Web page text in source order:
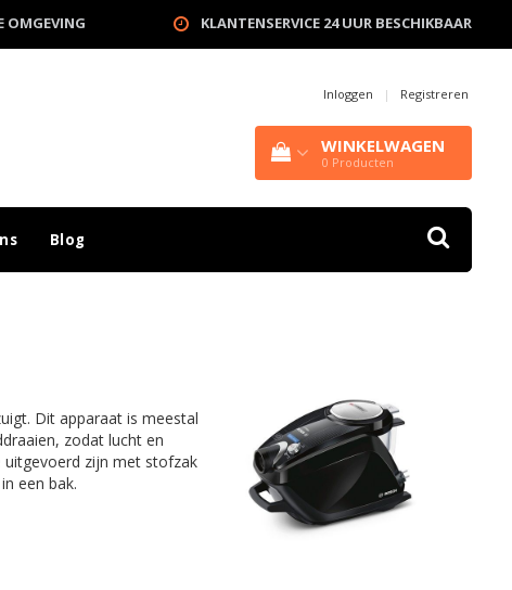
OMGEVING KLANTENSERVICE 24 UUR BESCHIKBAAR
Inloggen | Registreren
WINKELWAGEN
0 Producten
Blog
Dit apparaat is meestal
zodat lucht en
zijn met stofzak
een bak.